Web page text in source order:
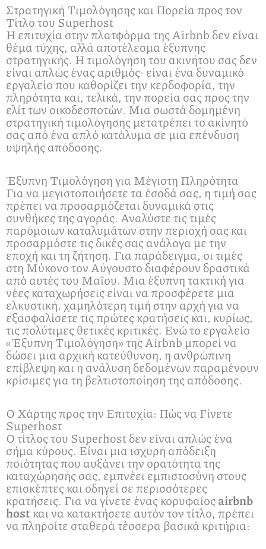
Στρατηγική Τιμολόγησης και Πορεία προς τον
Τίτλο του Superhost
Η επιτυχία στην πλατφόρμα της Airbnb δεν είναι
θέμα τύχης, αλλά αποτέλεσμα έξυπνης
στρατηγικής. Η τιμολόγηση του ακινήτου σας δεν
είναι απλώς ένας αριθμός· είναι ένα δυναμικό
εργαλείο που καθορίζει την κερδοφορία, την
πληρότητα και, τελικά, την πορεία σας προς την
ελίτ των οικοδεσποτών. Μια σωστά δομημένη
στρατηγική τιμολόγησης μετατρέπει το ακίνητό
σας από ένα απλό κατάλυμα σε μια επένδυση
υψηλής απόδοσης.
Έξυπνη Τιμολόγηση για Μέγιστη Πληρότητα
Για να μεγιστοποιήσετε τα έσοδά σας, η τιμή σας
πρέπει να προσαρμόζεται δυναμικά στις
συνθήκες της αγοράς. Αναλύστε τις τιμές
παρόμοιων καταλυμάτων στην περιοχή σας και
προσαρμόστε τις δικές σας ανάλογα με την
εποχή και τη ζήτηση. Για παράδειγμα, οι τιμές
στη Μύκονο τον Αύγουστο διαφέρουν δραστικά
από αυτές του Μαΐου. Μια έξυπνη τακτική για
νέες καταχωρήσεις είναι να προσφέρετε μια
ελκυστική, χαμηλότερη τιμή στην αρχή για να
εξασφαλίσετε τις πρώτες κρατήσεις και, κυρίως,
τις πολύτιμες θετικές κριτικές. Ενώ το εργαλείο
«Έξυπνη Τιμολόγηση» της Airbnb μπορεί να
δώσει μια αρχική κατεύθυνση, η ανθρώπινη
επίβλεψη και η ανάλυση δεδομένων παραμένουν
κρίσιμες για τη βελτιστοποίηση της απόδοσης.
Ο Χάρτης προς την Επιτυχία: Πώς να Γίνετε
Superhost
Ο τίτλος του Superhost δεν είναι απλώς ένα
σήμα κύρους. Είναι μια ισχυρή απόδειξη
ποιότητας που αυξάνει την ορατότητα της
καταχώρησής σας, εμπνέει εμπιστοσύνη στους
επισκέπτες και οδηγεί σε περισσότερες
κρατήσεις. Για να γίνετε ένας κορυφαίος airbnb
hostκαι να κατακτήσετε αυτόν τον τίτλο, πρέπει
να πληροίτε σταθερά τέσσερα βασικά κριτήρια: